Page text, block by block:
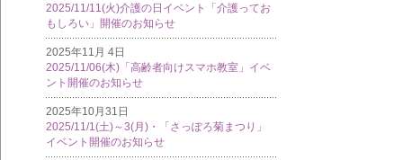
2025/11/11(火)介護の日イベント「介護ってお
もしろい」開催のお知らせ
2025年11月 4日
2025/11/06(木)「高齢者向けスマホ教室」イベ
ント開催のお知らせ
2025年10月31日
2025/11/1(土)～3(月)・「さっぽろ菊まつり」
イベント開催のお知らせ